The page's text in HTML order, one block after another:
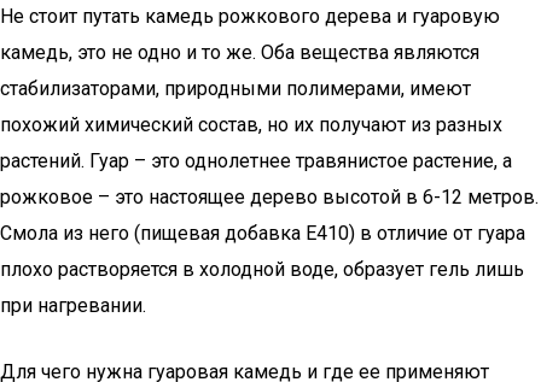
Не стоит путать камедь рожкового дерева и гуаровую
камедь, это не одно и то же. Оба вещества являются
стабилизаторами, природными полимерами, имеют
похожий химический состав, но их получают из разных
растений. Гуар – это однолетнее травянистое растение, а
рожковое – это настоящее дерево высотой в 6-12 метров.
Смола из него (пищевая добавка Е410) в отличие от гуара
плохо растворяется в холодной воде, образует гель лишь
при нагревании.
Для чего нужна гуаровая камедь и где ее применяют